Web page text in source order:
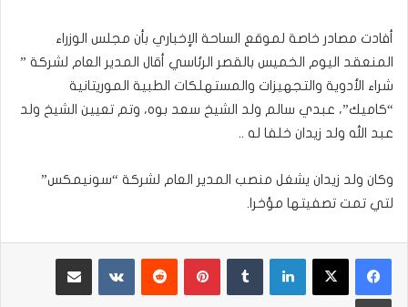
أفادت مصادر خاصة لموقع الساحة الإخباري بأن مجلس الوزراء
المنعقد اليوم الخميس بالقصر الرئاسي أقال المدير العام لشركة ”
شراء الأدوية والتجهيزات والمستهلكات الطبية الموريتانية
“كاميك”، عبدي سالم ولد الشيخ سعد بوه، وتم تعيين الشيخ ولد
عبد الله ولد زيدان خلفا له ..
وكان ولد زيدان يشغل منصب المدير العام لشركة “سونيمكس”
لتي تمت تصفيتها مؤخرا.
لينكدإن بينتيريست مشاركة عبر البريد
طباعة